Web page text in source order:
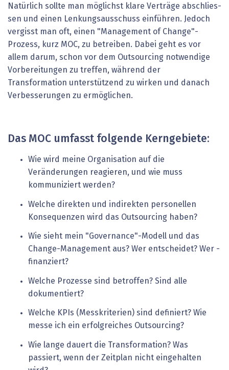
Natürlich sollte man möglichst klare Verträge abschlies­
sen und einen Lenkungsausschuss einführen. Jedoch
vergisst man oft, einen "Management of Change"-
Prozess, kurz MOC, zu betreiben. Dabei geht es vor
allem darum, schon vor dem Outsourcing notwendige
Vorbereitungen zu treffen, während der
Transformation unterstützend zu wirken und danach
Verbesserungen zu ermöglichen.
Das MOC umfasst folgende Kerngebiete:
Wie wird meine Organisation auf die
Veränderungen reagieren, und wie muss
kommuniziert werden?
Welche direkten und indirekten personellen
Konsequenzen wird das Outsourcing haben?
Wie sieht mein "Governance"-Modell und das
Change-Management aus? Wer entscheidet? Wer ­
finanziert?
Welche Prozesse sind betroffen? Sind alle
dokumentiert?
Welche KPIs (Messkriterien) sind definiert? Wie
messe ich ein erfolgreiches Outsourcing?
Wie lange dauert die Transformation? Was
passiert, wenn der Zeitplan nicht eingehalten